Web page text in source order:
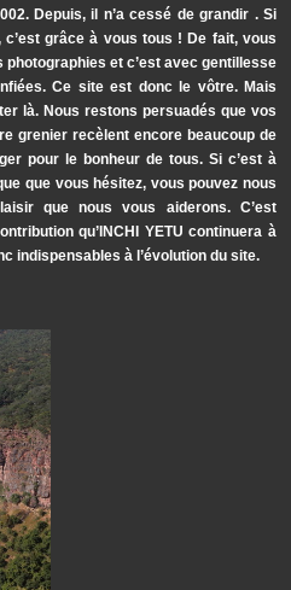
Depuis, il n’a cessé de grandir . Si
grâce à vous tous ! De fait, vous
et c’est avec gentillesse
Ce site est donc le vôtre. Mais
là. Nous restons persuadés que vos
grenier recèlent encore beaucoup de
pour le bonheur de tous. Si c’est à
que vous hésitez, vous pouvez nous
que nous vous aiderons. C’est
qu’INCHI YETU continuera à
indispensables à l’évolution du site.